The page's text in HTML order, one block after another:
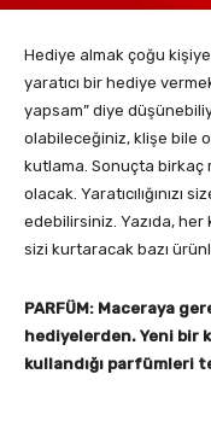
Hediye almak çoğu
yaratıcı bir hediye
yapsam” diye
olabileceğiniz, klişe bile
kutlama. Sonuçta birkaç
olacak. Yaratıcılığınızı
edebilirsiniz. Yazıda,
sizi kurtaracak bazı
PARFÜM: Maceraya
hediyelerden. Yeni bir
kullandığı parfümleri